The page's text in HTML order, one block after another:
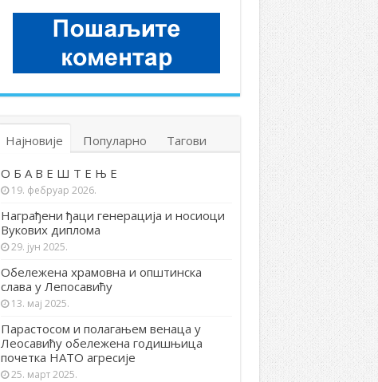
Најновије Популарно Тагови
О Б А В Е Ш Т Е Њ Е
19. фебруар 2026.
Награђени ђаци генерација и носиоци
Вукових диплома
29. јун 2025.
Обележена храмовна и општинска
слава у Лепосавићу
13. мај 2025.
Парастосом и полагањем венаца у
Леосавићу обележена годишњица
почетка НАТО агресије
25. март 2025.